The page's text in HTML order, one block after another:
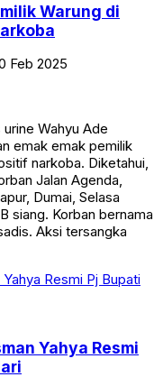
Warung di
Feb 2025
Wahyu Ade
emak emak pemilik
narkoba. Diketahui,
Jalan Agenda,
Dumai, Selasa
siang. Korban bernama
Aksi tersangka
Yahya Resmi